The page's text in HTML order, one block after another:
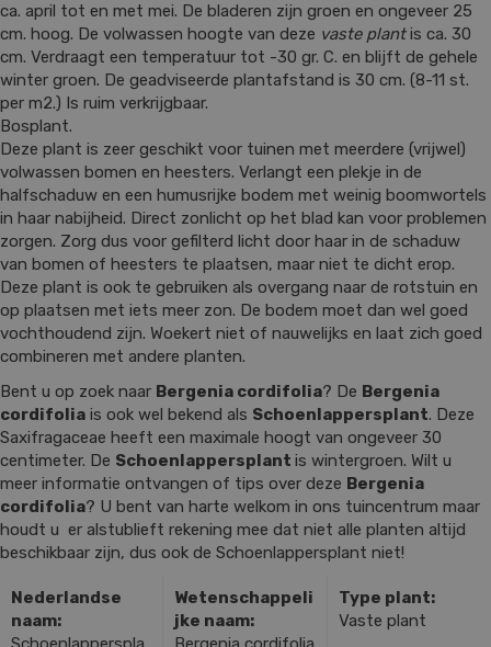
ca. april tot en met mei. De bladeren zijn groen en ongeveer 25
cm. hoog. De volwassen hoogte van deze vaste plantis ca. 30
cm. Verdraagt een temperatuur tot -30 gr. C. en blijft de gehele
winter groen. De geadviseerde plantafstand is 30 cm. (8-11 st.
per m2.) Is ruim verkrijgbaar.
Bosplant.
Deze plant is zeer geschikt voor tuinen met meerdere (vrijwel)
volwassen bomen en heesters. Verlangt een plekje in de
halfschaduw en een humusrijke bodem met weinig boomwortels
in haar nabijheid. Direct zonlicht op het blad kan voor problemen
zorgen. Zorg dus voor gefilterd licht door haar in de schaduw
van bomen of heesters te plaatsen, maar niet te dicht erop.
Deze plant is ook te gebruiken als overgang naar de rotstuin en
op plaatsen met iets meer zon. De bodem moet dan wel goed
vochthoudend zijn. Woekert niet of nauwelijks en laat zich goed
combineren met andere planten.
Bent u op zoek naar Bergenia cordifolia? De Bergenia
cordifolia is ook wel bekend als Schoenlappersplant. Deze
Saxifragaceae heeft een maximale hoogt van ongeveer 30
centimeter. De Schoenlappersplant is wintergroen. Wilt u
meer informatie ontvangen of tips over deze Bergenia
cordifolia? U bent van harte welkom in ons tuincentrum maar
houdt u er alstublieft rekening mee dat niet alle planten altijd
beschikbaar zijn, dus ook de Schoenlappersplant niet!
Nederlandse
naam:
Wetenschappeli
jke naam:
Type plant:
Vaste plant